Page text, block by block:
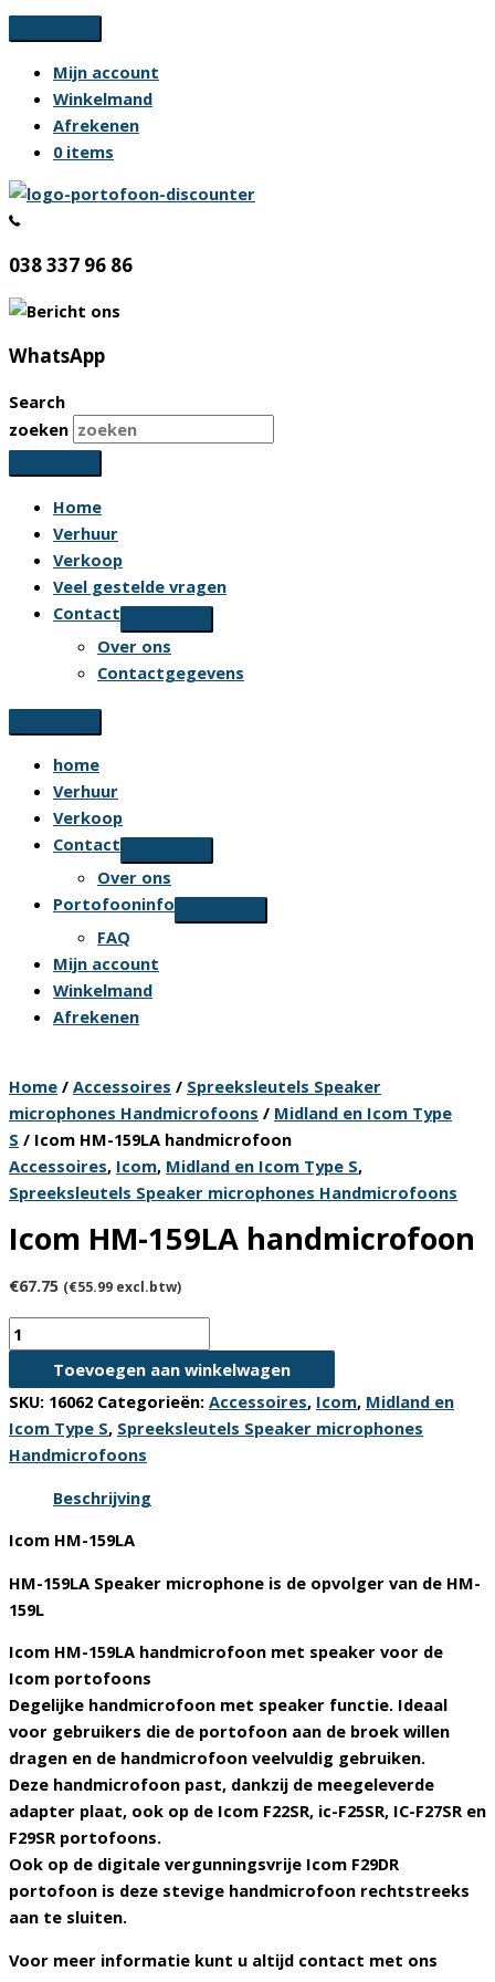
Ga
naar
inhoud
Mijn account
Winkelmand
Afrekenen
0 items
038 337 96 86
WhatsApp
Search
zoeken
Home
Verhuur
Verkoop
Veel gestelde vragen
Contact
Over ons
Contactgegevens
home
Verhuur
Verkoop
Contact
Over ons
Portofooninfo
FAQ
Mijn account
Winkelmand
Afrekenen
Home / Accessoires / Spreeksleutels Speaker
microphones Handmicrofoons / Midland en Icom Type
S / Icom HM-159LA handmicrofoon
Accessoires, Icom, Midland en Icom Type S,
Spreeksleutels Speaker microphones Handmicrofoons
Icom HM-159LA handmicrofoon
€67.75 (€55.99 excl.btw)
Icom
HM-
159LA
handmicrofoon
aantal
Toevoegen aan winkelwagen
SKU: 16062 Categorieën: Accessoires, Icom, Midland en
Icom Type S, Spreeksleutels Speaker microphones
Handmicrofoons
Beschrijving
Icom HM-159LA
HM-159LA Speaker microphone is de opvolger van de HM-
159L
Icom HM-159LA handmicrofoon met speaker voor de
Icom portofoons
Degelijke handmicrofoon met speaker functie. Ideaal
voor gebruikers die de portofoon aan de broek willen
dragen en de handmicrofoon veelvuldig gebruiken.
Deze handmicrofoon past, dankzij de meegeleverde
adapter plaat, ook op de Icom F22SR, ic-F25SR, IC-F27SR en
F29SR portofoons.
Ook op de digitale vergunningsvrije Icom F29DR
portofoon is deze stevige handmicrofoon rechtstreeks
aan te sluiten.
Voor meer informatie kunt u altijd contact met ons